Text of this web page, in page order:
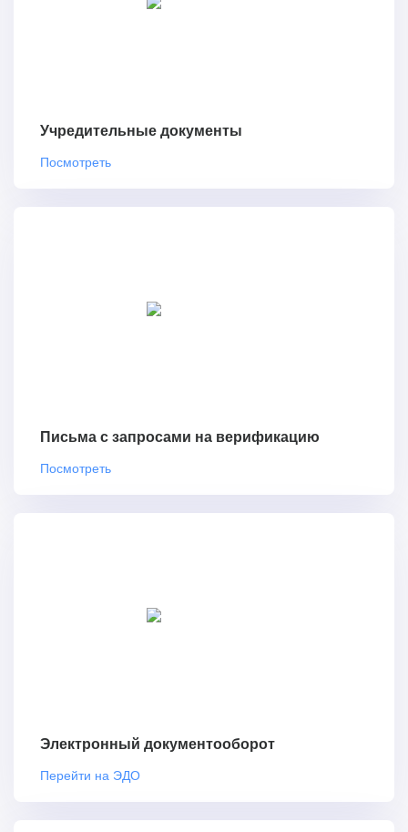
Учредительные документы
Посмотреть
Письма с запросами на верификацию
Посмотреть
Электронный документооборот
Перейти на ЭДО